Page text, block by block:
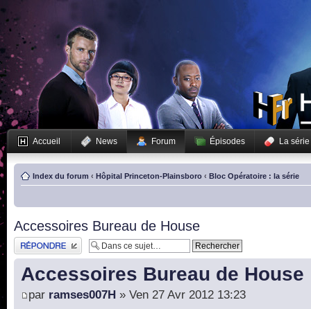
Accueil News Forum Épisodes La série
Index du forum ‹ Hôpital Princeton-Plainsboro ‹ Bloc Opératoire : la série
Accessoires Bureau de House
Publier une réponse
Accessoires Bureau de House
par ramses007H » Ven 27 Avr 2012 13:23